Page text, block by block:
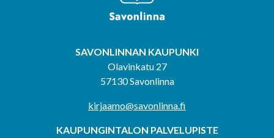
SAVONLINNAN KAUPUNKI
Olavinkatu 27
57130 Savonlinna
kirjaamo@savonlinna.fi
KAUPUNGINTALON PALVELUPISTE